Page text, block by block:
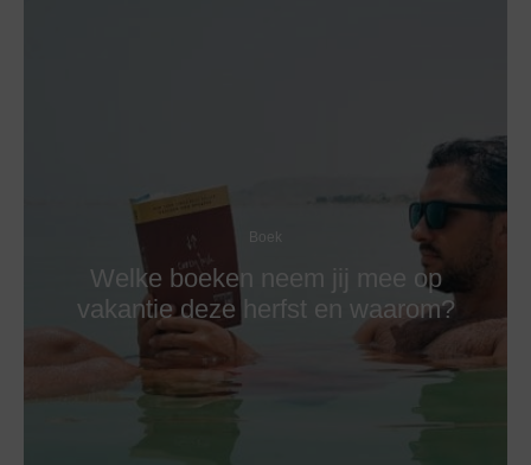
Boek
Welke boeken neem jij mee op
vakantie deze herfst en waarom?